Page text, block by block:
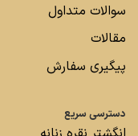
سوالات متداول
مقالات
پیگیری سفارش
دسترسی سریع